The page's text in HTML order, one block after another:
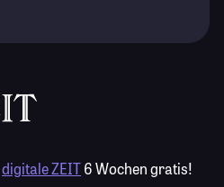
digitale ZEIT6 Wochen gratis!